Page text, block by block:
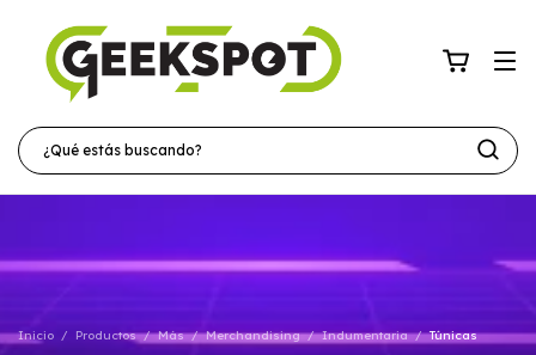
Inicio / Productos / Más / Merchandising / Indumentaria / Túnicas